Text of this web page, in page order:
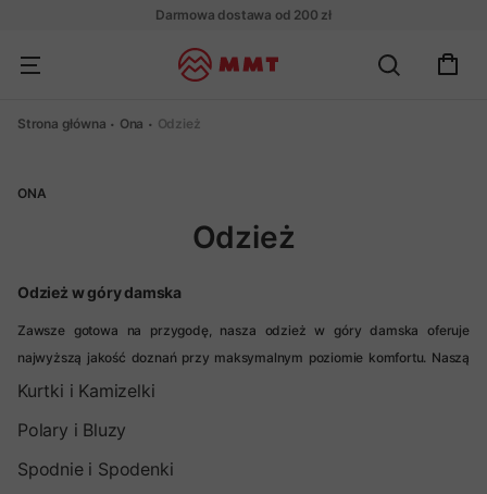
Darmowa dostawa od 200 zł
Strona główna Ona Odzież
ONA
Odzież
Odzież w góry damska
Zawsze gotowa na przygodę, nasza odzież w góry damska oferuje
najwyższą jakość doznań przy maksymalnym poziomie komfortu. Naszą
ofertę cechuje wszechstronność. Dzięki szerokiej gamie produktów, od
bieliznę termoaktywną, mamy coś dla każdej aktywnej kobiety. W tej
kategorii bowiem, czy to spodnie, czy skarpety turystyczne – wszystkie
Kurtki i Kamizelki
Polary i Bluzy
Spodnie i Spodenki